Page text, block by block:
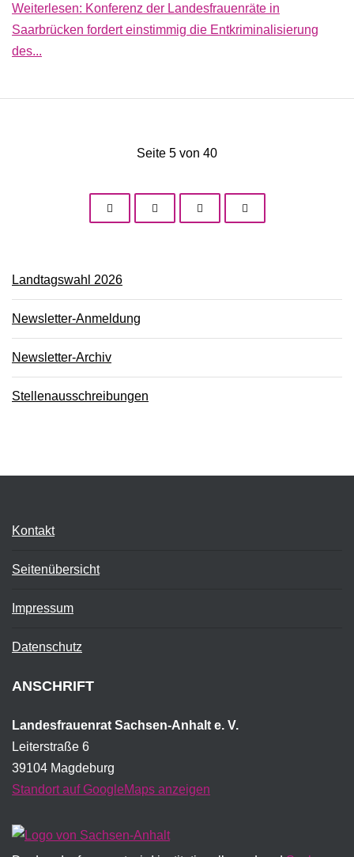
Weiterlesen: Konferenz der Landesfrauenräte in
Saarbrücken fordert einstimmig die Entkriminalisierung
des...
Seite 5 von 40
Landtagswahl 2026
Newsletter-Anmeldung
Newsletter-Archiv
Stellenausschreibungen
Kontakt
Seitenübersicht
Impressum
Datenschutz
ANSCHRIFT
Landesfrauenrat Sachsen-Anhalt e. V.
Leiterstraße 6
39104 Magdeburg
Standort auf GoogleMaps anzeigen